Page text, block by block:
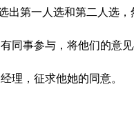
出第一人选和第二人选
同事参与，将他们的意
理，征求他她的同意。